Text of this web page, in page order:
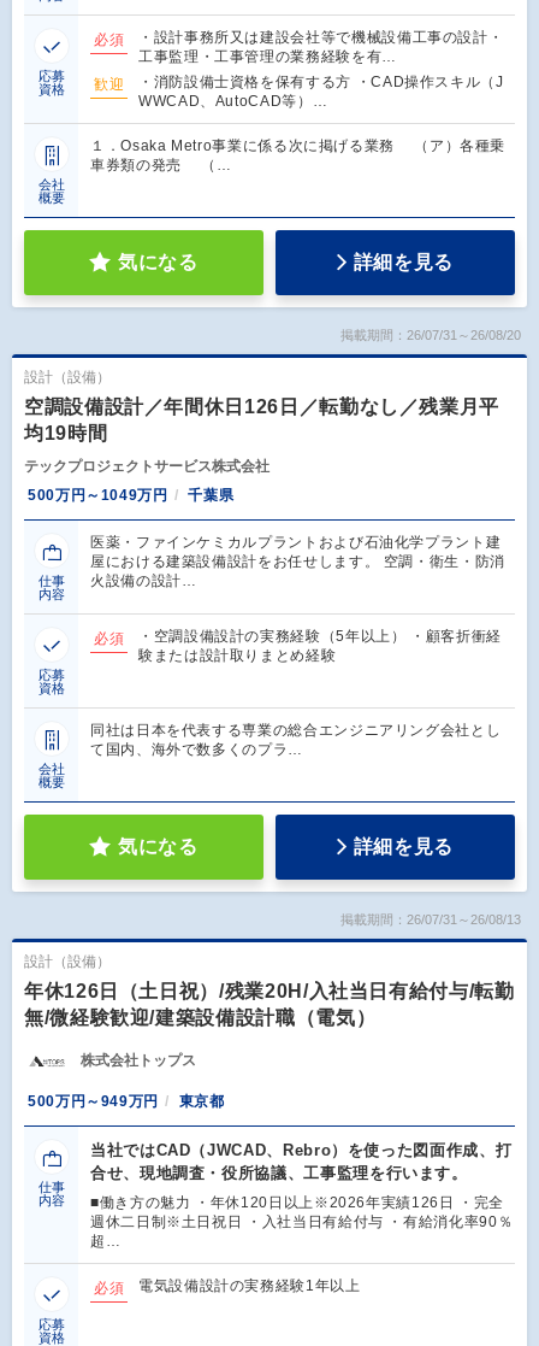
応募
資格
必須
・設計事務所又は建設会社等で機械設備工事の設計・
工事監理・工事管理の業務経験を有…
歓迎
・消防設備士資格を保有する方 ・CAD操作スキル（J
WWCAD、AutoCAD等）…
会社
概要
１．Osaka Metro事業に係る次に掲げる業務 （ア）各種乗
車券類の発売 （…
気になる 詳細を見る
掲載期間：26/07/31～26/08/20
設計（設備）
空調設備設計／年間休日126日／転勤なし／残業月平
均19時間
テックプロジェクトサービス株式会社
500万円～1049万円
千葉県
仕事
内容
医薬・ファインケミカルプラントおよび石油化学プラント建
屋における建築設備設計をお任せします。 空調・衛生・防消
火設備の設計…
応募
資格
必須
・空調設備設計の実務経験（5年以上） ・顧客折衝経
験または設計取りまとめ経験
会社
概要
同社は日本を代表する専業の総合エンジニアリング会社とし
て国内、海外で数多くのプラ…
気になる 詳細を見る
掲載期間：26/07/31～26/08/13
設計（設備）
年休126日（土日祝）/残業20H/入社当日有給付与/転勤
無/微経験歓迎/建築設備設計職（電気）
株式会社トップス
500万円～949万円 東京都
仕事
内容
当社ではCAD（JWCAD、Rebro）を使った図面作成、打
合せ、現地調査・役所協議、工事監理を行います。
■働き方の魅力 ・年休120日以上※2026年実績126日 ・完全
週休二日制※土日祝日 ・入社当日有給付与 ・有給消化率90％
超…
応募
資格
必須 電気設備設計の実務経験1年以上